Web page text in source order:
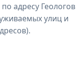
адресу Геологов
улиц и